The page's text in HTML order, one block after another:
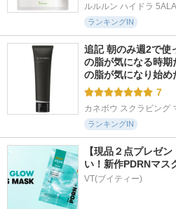
ルルルン ハイドラ
ランキングIN
追記 朝のみ週2で使
の脂が気になる時
の脂が気になり始
7
カネボウ スクラビング
ランキングIN
【現品２点プレゼ
い！新作PDRNマス
VT(ブイティー)